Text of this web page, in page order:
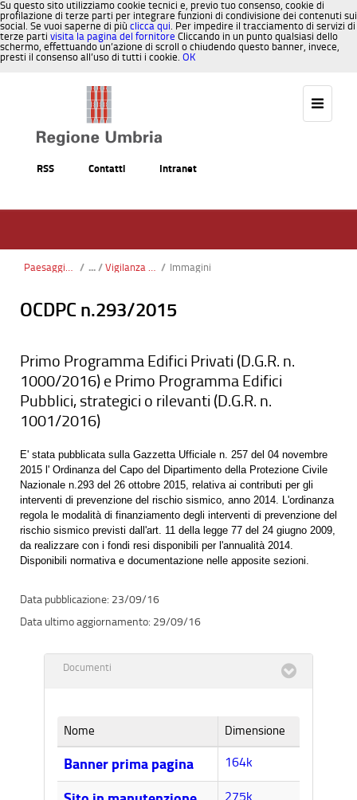
Su questo sito utilizziamo cookie tecnici e, previo tuo consenso, cookie di
profilazione di terze parti per integrare funzioni di condivisione dei contenuti sui
social. Se vuoi saperne di più clicca qui. Per impedire il tracciamento di servizi di
terze parti visita la pagina del fornitore Cliccando in un punto qualsiasi dello
schermo, effettuando un’azione di scroll o chiudendo questo banner, invece,
presti il consenso all’uso di tutti i cookie. OK
RSS Contatti Intranet
Paesaggio, Territorio, Urbanistica / Vigilanza e Controllo Costruzioni / Immagini
OCDPC n.293/2015
Primo Programma Edifici Privati (D.G.R. n.
1000/2016) e Primo Programma Edifici
Pubblici, strategici o rilevanti (D.G.R. n.
1001/2016)
E' stata pubblicata sulla Gazzetta Ufficiale n. 257 del 04 novembre
2015 l' Ordinanza del Capo del Dipartimento della Protezione Civile
Nazionale n.293 del 26 ottobre 2015, relativa ai contributi per gli
interventi di prevenzione del rischio sismico, anno 2014. L'ordinanza
regola le modalità di finanziamento degli interventi di prevenzione del
rischio sismico previsti dall'art. 11 della legge 77 del 24 giugno 2009,
da realizzare con i fondi resi disponibili per l'annualità 2014.
Disponibili normativa e documentazione nelle apposite sezioni.
23/09/16
29/09/16
Documenti
Nome Dimensione
Banner prima pagina 164k
275k